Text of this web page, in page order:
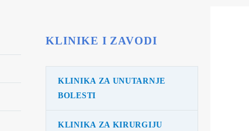
KLINIKE I ZAVODI
KLINIKA ZA UNUTARNJE
BOLESTI
KLINIKA ZA KIRURGIJU